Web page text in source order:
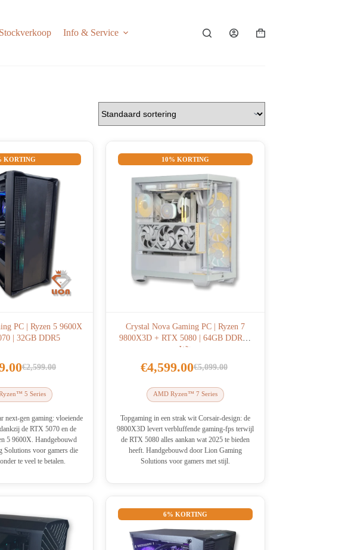
Stockverkoop Info & Service
Shopping
KORTING
PC | Ryzen 5 9600X
| 32GB DDR5
€2,599.00
Oorspronkelijke
prijs
was:
€2,599.00.
Huidige
prijs
is:
€2,399.00.
5 Series
next-gen gaming: vloeiende
de RTX 5070 en de
5 9600X. Handgebouwd
Solutions voor gamers die
te veel te betalen.
10% KORTING
Crystal Nova Gaming PC | Ryzen 7
9800X3D + RTX 5080 | 64GB DDR5 |
Wit
€5,099.00
Oorspronkelijke
prijs
was:
€5,099.00.
€4,599.00Huidige
prijs
is:
€4,599.00.
AMD Ryzen™ 7 Series
Topgaming in een strak wit Corsair-design: de
9800X3D levert verbluffende gaming-fps terwijl
de RTX 5080 alles aankan wat 2025 te bieden
heeft. Handgebouwd door Lion Gaming
Solutions voor gamers met stijl.
6% KORTING